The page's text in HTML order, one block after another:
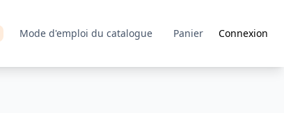
Mode d'emploi du catalogue Panier Connexion